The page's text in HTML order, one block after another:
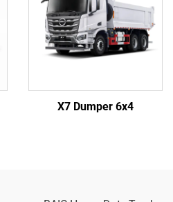
X7 Dumper 6x4